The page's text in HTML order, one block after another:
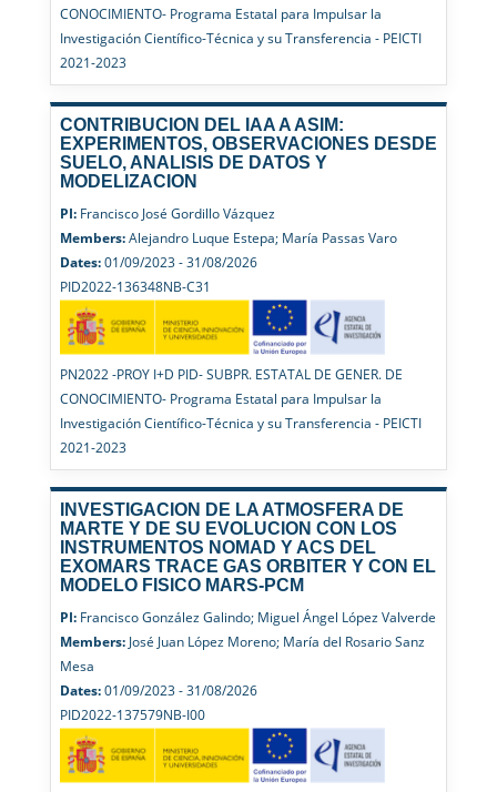
CONOCIMIENTO- Programa Estatal para Impulsar la
Investigación Científico-Técnica y su Transferencia - PEICTI
2021-2023
CONTRIBUCION DEL IAA A ASIM:
EXPERIMENTOS, OBSERVACIONES DESDE
SUELO, ANALISIS DE DATOS Y
MODELIZACION
PI:Francisco José Gordillo Vázquez
Members:Alejandro Luque Estepa; María Passas Varo
Dates:01/09/2023 - 31/08/2026
PID2022-136348NB-C31
PN2022 -PROY I+D PID- SUBPR. ESTATAL DE GENER. DE
CONOCIMIENTO- Programa Estatal para Impulsar la
Investigación Científico-Técnica y su Transferencia - PEICTI
2021-2023
INVESTIGACION DE LA ATMOSFERA DE
MARTE Y DE SU EVOLUCION CON LOS
INSTRUMENTOS NOMAD Y ACS DEL
EXOMARS TRACE GAS ORBITER Y CON EL
MODELO FISICO MARS-PCM
PI:Francisco González Galindo; Miguel Ángel López Valverde
Members:José Juan López Moreno; María del Rosario Sanz
Mesa
Dates:01/09/2023 - 31/08/2026
PID2022-137579NB-I00